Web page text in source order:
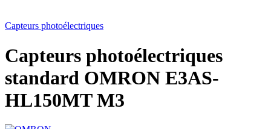
Capteurs photoélectriques
Capteurs photoélectriques
standard OMRON E3AS-
HL150MT M3